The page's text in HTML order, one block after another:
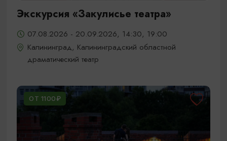
Экскурсия «Закулисье театра»
07.08.2026 - 20.09.2026, 14:30, 19:00
Калининград, Калининградский областной
драматический театр
ОТ 1100₽